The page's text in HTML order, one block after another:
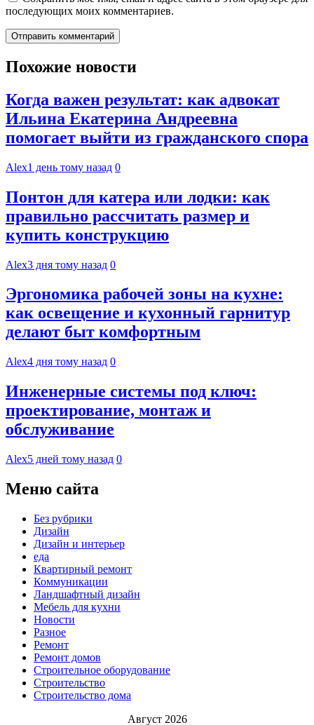
последующих моих комментариев.
Похожие новости
Когда важен результат: как адвокат
Ильина Екатерина Андреевна
помогает выйти из гражданского спора
Alex1 день тому назад 0
Понтон для катера или лодки: как
правильно рассчитать размер и
купить конструкцию
Alex3 дня тому назад 0
Эргономика рабочей зоны на кухне:
как освещение и кухонный гарнитур
делают быт комфортным
Alex4 дня тому назад 0
Инженерные системы под ключ:
проектирование, монтаж и
обслуживание
Alex5 дней тому назад 0
Меню сайта
Без рубрики
Дизайн
Дизайн и интерьер
еда
Квартирный ремонт
Коммуникации
Ландшафтный дизайн
Мебель для кухни
Новости
Разное
Ремонт
Ремонт домов
Строительное оборудование
Строительство
Строительство дома
Август 2026